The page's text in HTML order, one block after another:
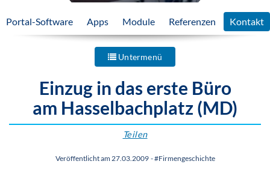
Portal-Software Apps Module Referenzen Kontakt
Untermenü
Einzug in das erste Büro
am Hasselbachplatz (MD)
Teilen
Veröffentlicht am 27.03.2009 -#Firmengeschichte